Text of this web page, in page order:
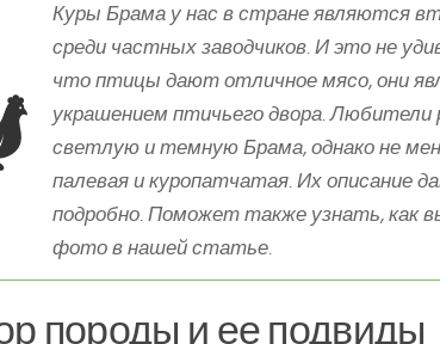
Куры Брама у нас в стране являются
среди частных заводчиков. И это не
что птицы дают отличное мясо, они
украшением птичьего двора. Любители
светлую и темную Брама, однако не
палевая и куропатчатая. Их описание
подробно. Поможет также узнать, как
фото в нашей статье.
породы и ее подвиды